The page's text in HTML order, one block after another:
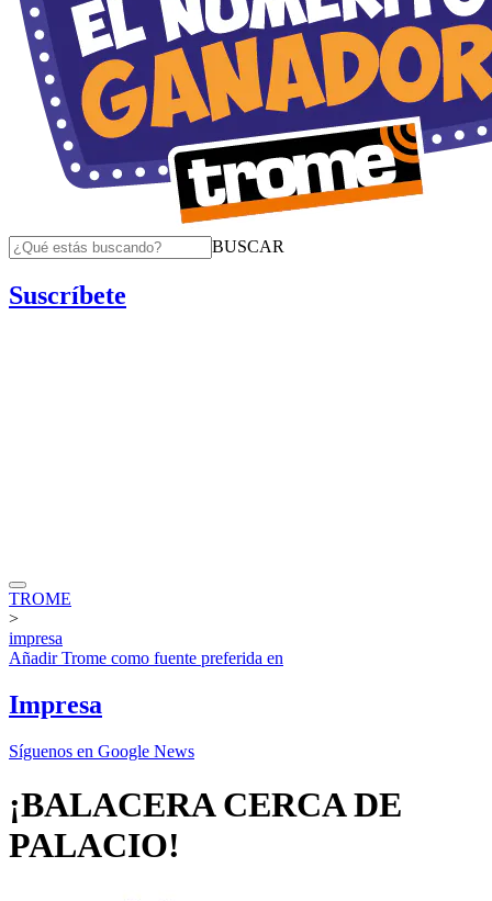
BUSCAR
Suscríbete
TROME
>
impresa
AñadirTrome como fuente preferida en
Impresa
Síguenos en Google News
¡BALACERA CERCA DE
PALACIO!